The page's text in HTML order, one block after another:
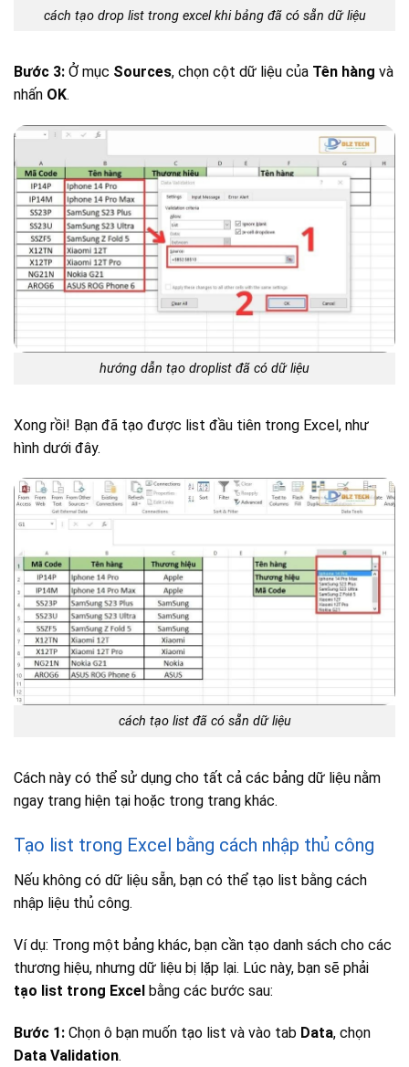
cách tạo drop list trong excel khi bảng đã có sẵn dữ liệu
Bước 3: Ở mục Sources, chọn cột dữ liệu của Tên hàng và
nhấn OK.
hướng dẫn tạo droplist đã có dữ liệu
Xong rồi! Bạn đã tạo được list đầu tiên trong Excel, như
hình dưới đây.
cách tạo list đã có sẵn dữ liệu
Cách này có thể sử dụng cho tất cả các bảng dữ liệu nằm
ngay trang hiện tại hoặc trong trang khác.
Tạo list trong Excel bằng cách nhập thủ công
Nếu không có dữ liệu sẵn, bạn có thể tạo list bằng cách
nhập liệu thủ công.
Ví dụ: Trong một bảng khác, bạn cần tạo danh sách cho các
thương hiệu, nhưng dữ liệu bị lặp lại. Lúc này, bạn sẽ phải
tạo list trong Excel bằng các bước sau:
Bước 1: Chọn ô bạn muốn tạo list và vào tab Data, chọn
Data Validation.